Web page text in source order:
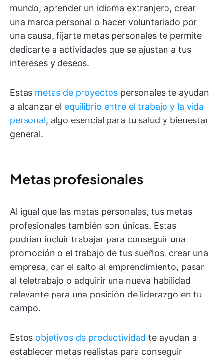
mundo, aprender un idioma extranjero, crear
una marca personal o hacer voluntariado por
una causa, fijarte metas personales te permite
dedicarte a actividades que se ajustan a tus
intereses y deseos.
Estas metas de proyectos personales te ayudan
a alcanzar el equilibrio entre el trabajo y la vida
personal, algo esencial para tu salud y bienestar
general.
Metas profesionales
Al igual que las metas personales, tus metas
profesionales también son únicas. Estas
podrían incluir trabajar para conseguir una
promoción o el trabajo de tus sueños, crear una
empresa, dar el salto al emprendimiento, pasar
al teletrabajo o adquirir una nueva habilidad
relevante para una posición de liderazgo en tu
campo.
Estos objetivos de productividad te ayudan a
establecer metas realistas para conseguir